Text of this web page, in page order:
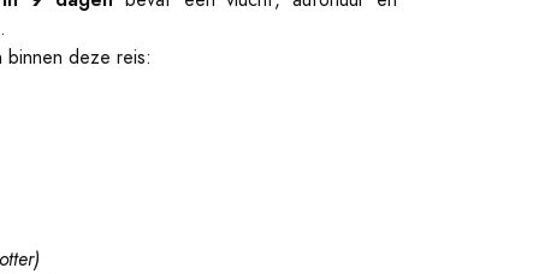
binnen deze reis: